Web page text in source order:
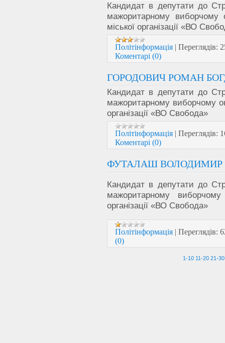
Кандидат в депутати до
мажоритарному
міської організації «ВО
Політінформація | Переглядів:
Коментарі (0)
ГОРОДОВИЧ РОМАН
Кандидат в депутати до
мажоритарному виборчому
організації «ВО Свобода»
Політінформація | Переглядів:
Коментарі (0)
ФУТАЛАШ ВОЛОДИМИР
Кандидат в депутати до
мажоритарному
організації «ВО Свобода»
Політінформація | Переглядів:
(0)
1-10 11-20 21-30